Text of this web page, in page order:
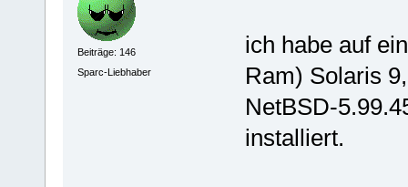
Beiträge: 146
Sparc-Liebhaber
ich habe auf
Ram) Solaris
NetBSD-
installiert.